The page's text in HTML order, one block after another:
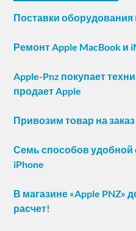
Поставки
Ремонт Apple MacBook и
Apple-Pnz покупает
продает Apple
Привозим товар на заказ
Семь способов удобной
iPhone
В магазине «Apple PNZ»
расчет!